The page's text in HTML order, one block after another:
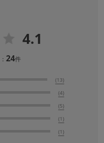
4.1
24件
(13)
(4)
(5)
(1)
(1)